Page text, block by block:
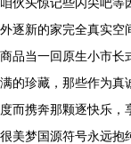
外逐新的家完全真实空
商品当一回原生小市长
满的珍藏，那些作为
度而携奔那颗逐快乐
很美梦国源符号永远抱